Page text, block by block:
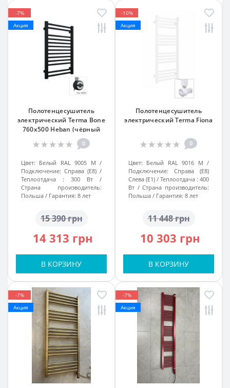
-7%
Акция
Полотенцесушитель
электрический Terma Bone
760x500 Heban (чёрный
структурный), ТЭН MOA
справа
0
Цвет: Белый RAL 9005 M
Подключение: Справа (Е8)
Теплоотдача :
300 Вт
Страна производитель:
Польша
Гарантия: 8 лет
15 390 грн
14 313 грн
В КОРЗИНУ
-10%
Акция
Полотенцесушитель
электрический Terma Fiona
0
Цвет: Белый RAL 9016 M
Подключение:
Справа (Е8)
Слева (Е1)
Теплоотдача : 400
Вт
Страна производитель:
Польша
Гарантия: 8 лет
11 448 грн
10 303 грн
В КОРЗИНУ
-7%
Акция
-7%
Акция